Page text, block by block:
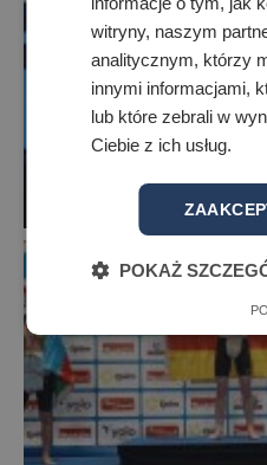
witryny, naszym
analitycznym, którzy
innymi informacjami,
lub które zebrali w
Ciebie z ich usług.
POKAŻ